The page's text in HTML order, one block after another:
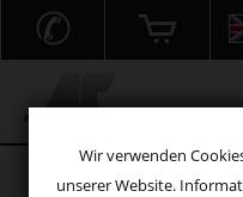
✆
Wir verwenden
unserer Website.